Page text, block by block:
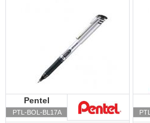
Pentel
PTL-BOL-BL17A